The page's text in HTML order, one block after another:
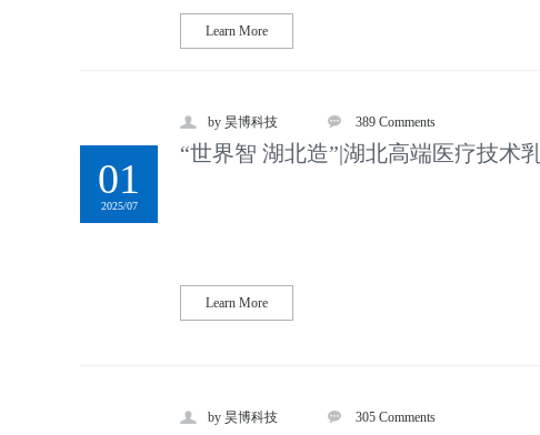
Learn More
01
2025/07
by 昊博科技 389 Comments
“世界智 湖北造”|湖北高端医疗技术
Learn More
by 昊博科技 305 Comments